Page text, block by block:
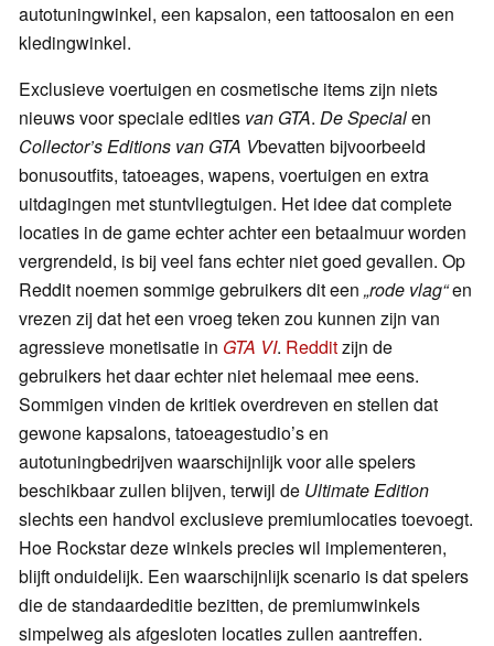
autotuningwinkel, een kapsalon, een tattoosalon en een
kledingwinkel.
Exclusieve voertuigen en cosmetische items zijn niets
nieuws voor speciale edities van GTA. DeSpecialen
Collector’s Editions van GTA Vbevatten bijvoorbeeld
bonusoutfits, tatoeages, wapens, voertuigen en extra
uitdagingen met stuntvliegtuigen. Het idee dat complete
locaties in de game echter achter een betaalmuur worden
vergrendeld, is bij veel fans echter niet goed gevallen. Op
Reddit noemen sommige gebruikers dit een „rode vlag“en
vrezen zij dat het een vroeg teken zou kunnen zijn van
agressieve monetisatie in GTA VI. Redditzijn de
gebruikers het daar echter niet helemaal mee eens.
Sommigen vinden de kritiek overdreven en stellen dat
gewone kapsalons, tatoeagestudio’s en
autotuningbedrijven waarschijnlijk voor alle spelers
beschikbaar zullen blijven, terwijl de Ultimate Edition
slechts een handvol exclusieve premiumlocaties toevoegt.
Hoe Rockstar deze winkels precies wil implementeren,
blijft onduidelijk. Een waarschijnlijk scenario is dat spelers
die de standaardeditie bezitten, de premiumwinkels
simpelweg als afgesloten locaties zullen aantreffen.